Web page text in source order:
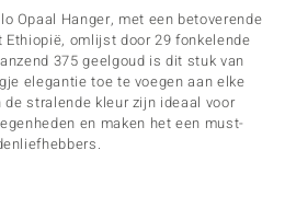
Opaal Hanger, met een betoverende
omlijst door 29 fonkelende
375 geelgoud is dit stuk van
elegantie toe te voegen aan elke
stralende kleur zijn ideaal voor
en maken het een must-